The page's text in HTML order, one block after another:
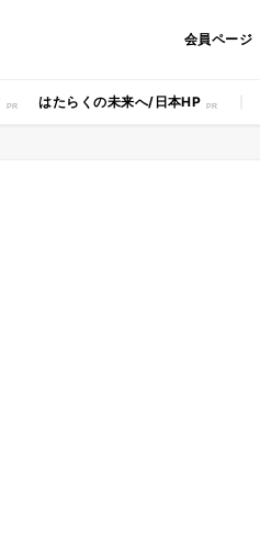
会員ページ
はたらくの未来へ/日本HP